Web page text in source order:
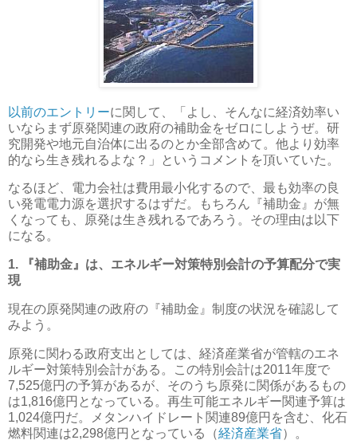
以前のエントリーに関して、「よし、そんなに経済効率い
いならまず原発関連の政府の補助金をゼロにしようぜ。研
究開発や地元自治体に出るのとか全部含めて。他より効率
的なら生き残れるよな？」というコメントを頂いていた。
なるほど、電力会社は費用最小化するので、最も効率の良
い発電電力源を選択するはずだ。もちろん『補助金』が無
くなっても、原発は生き残れるであろう。その理由は以下
になる。
1. 『補助金』は、エネルギー対策特別会計の予算配分で実
現
現在の原発関連の政府の『補助金』制度の状況を確認して
みよう。
原発に関わる政府支出としては、経済産業省が管轄のエネ
ルギー対策特別会計がある。この特別会計は2011年度で
7,525億円の予算があるが、そのうち原発に関係があるもの
は1,816億円となっている。再生可能エネルギー関連予算は
1,024億円だ。メタンハイドレート関連89億円を含む、化石
燃料関連は2,298億円となっている（経済産業省）。